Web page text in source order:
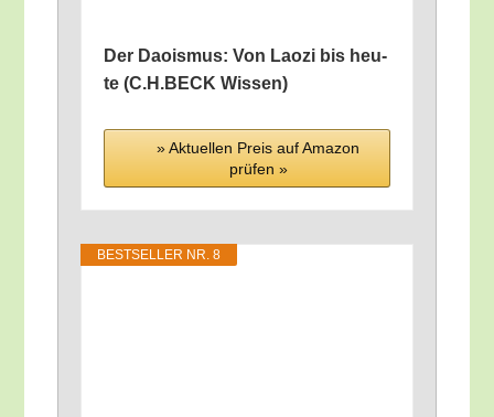
Der Dao­is­mus: Von Lao­zi bis heu­
te (C.H.BECK Wissen)
» Aktu­el­len Preis auf Ama­zon
prü­fen »
BEST­SEL­LER NR. 8